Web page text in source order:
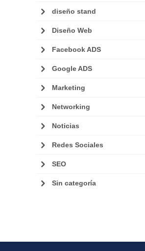
diseño stand
Diseño Web
Facebook ADS
Google ADS
Marketing
Networking
Noticias
Redes Sociales
SEO
Sin categoría